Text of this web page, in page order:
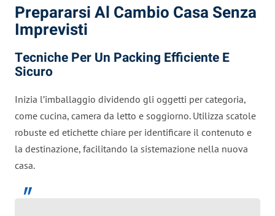
Prepararsi Al Cambio Casa Senza
Imprevisti
Tecniche Per Un Packing Efficiente E
Sicuro
Inizia l’imballaggio dividendo gli oggetti per categoria,
come cucina, camera da letto e soggiorno. Utilizza scatole
robuste ed etichette chiare per identificare il contenuto e
la destinazione, facilitando la sistemazione nella nuova
casa.